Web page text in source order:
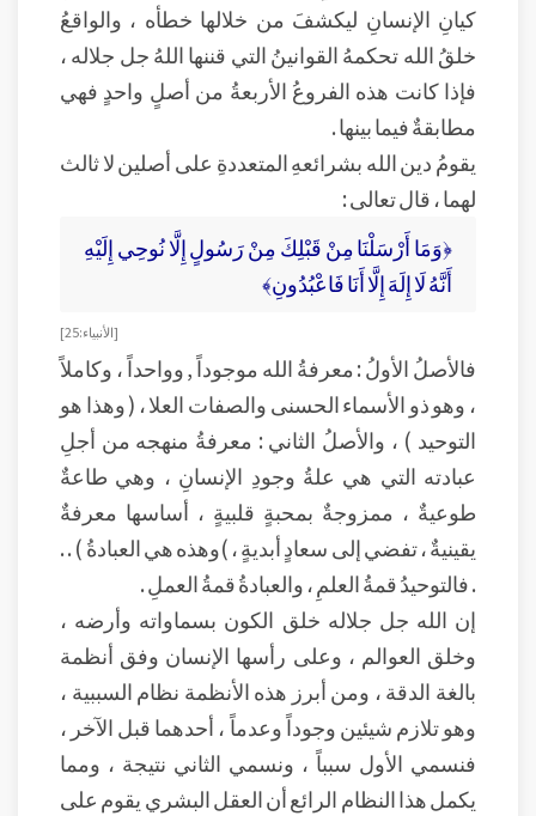
كيانِ الإنسانِ ليكشفَ من خلالها خطأه ، والواقعُ
خلقُ الله تحكمهُ القوانينُ التي قننها اللهُ جل جلاله ،
فإذا كانت هذه الفروعُ الأربعةُ من أصلٍ واحدٍ فهي
مطابقةٌ فيما بينها .
يقومُ دين الله بشرائعهِ المتعددةِ على أصلين لا ثالث
لهما ، قال تعالى :
﴿وَمَا أَرْسَلْنَا مِنْ قَبْلِكَ مِنْ رَسُولٍ إِلَّا نُوحِي إِلَيْهِ
أَنَّهُ لَا إِلَهَ إِلَّا أَنَا فَاعْبُدُونِ﴾
[ الأنبياء : 25 ]
فالأصلُ الأولُ : معرفةُ الله موجوداً , وواحداً ، وكاملاً
، وهو ذو الأسماء الحسنى والصفات العلا ، ( وهذا هو
التوحيد ) ، والأصلُ الثاني : معرفةُ منهجه من أجلِ
عبادته التي هي علةُ وجودِ الإنسانِ ، وهي طاعةٌ
طوعيةٌ ، ممزوجةٌ بمحبةٍ قلبيةٍ ، أساسها معرفةٌ
يقينيةٌ ، تفضي إلى سعادٍ أبديةٍ ، )وهذه هي العبادةُ ) . .
. فالتوحيدُ قمةُ العلمِ ، والعبادةُ قمةُ العملِ .
إن الله جل جلاله خلق الكون بسماواته وأرضه ،
وخلق العوالم ، وعلى رأسها الإنسان وفق أنظمة
بالغة الدقة ، ومن أبرز هذه الأنظمة نظام السببية ،
وهو تلازم شيئين وجوداً وعدماً ، أحدهما قبل الآخر ،
فنسمي الأول سبباً ، ونسمي الثاني نتيجة ، ومما
يكمل هذا النظام الرائع أن العقل البشري يقوم على